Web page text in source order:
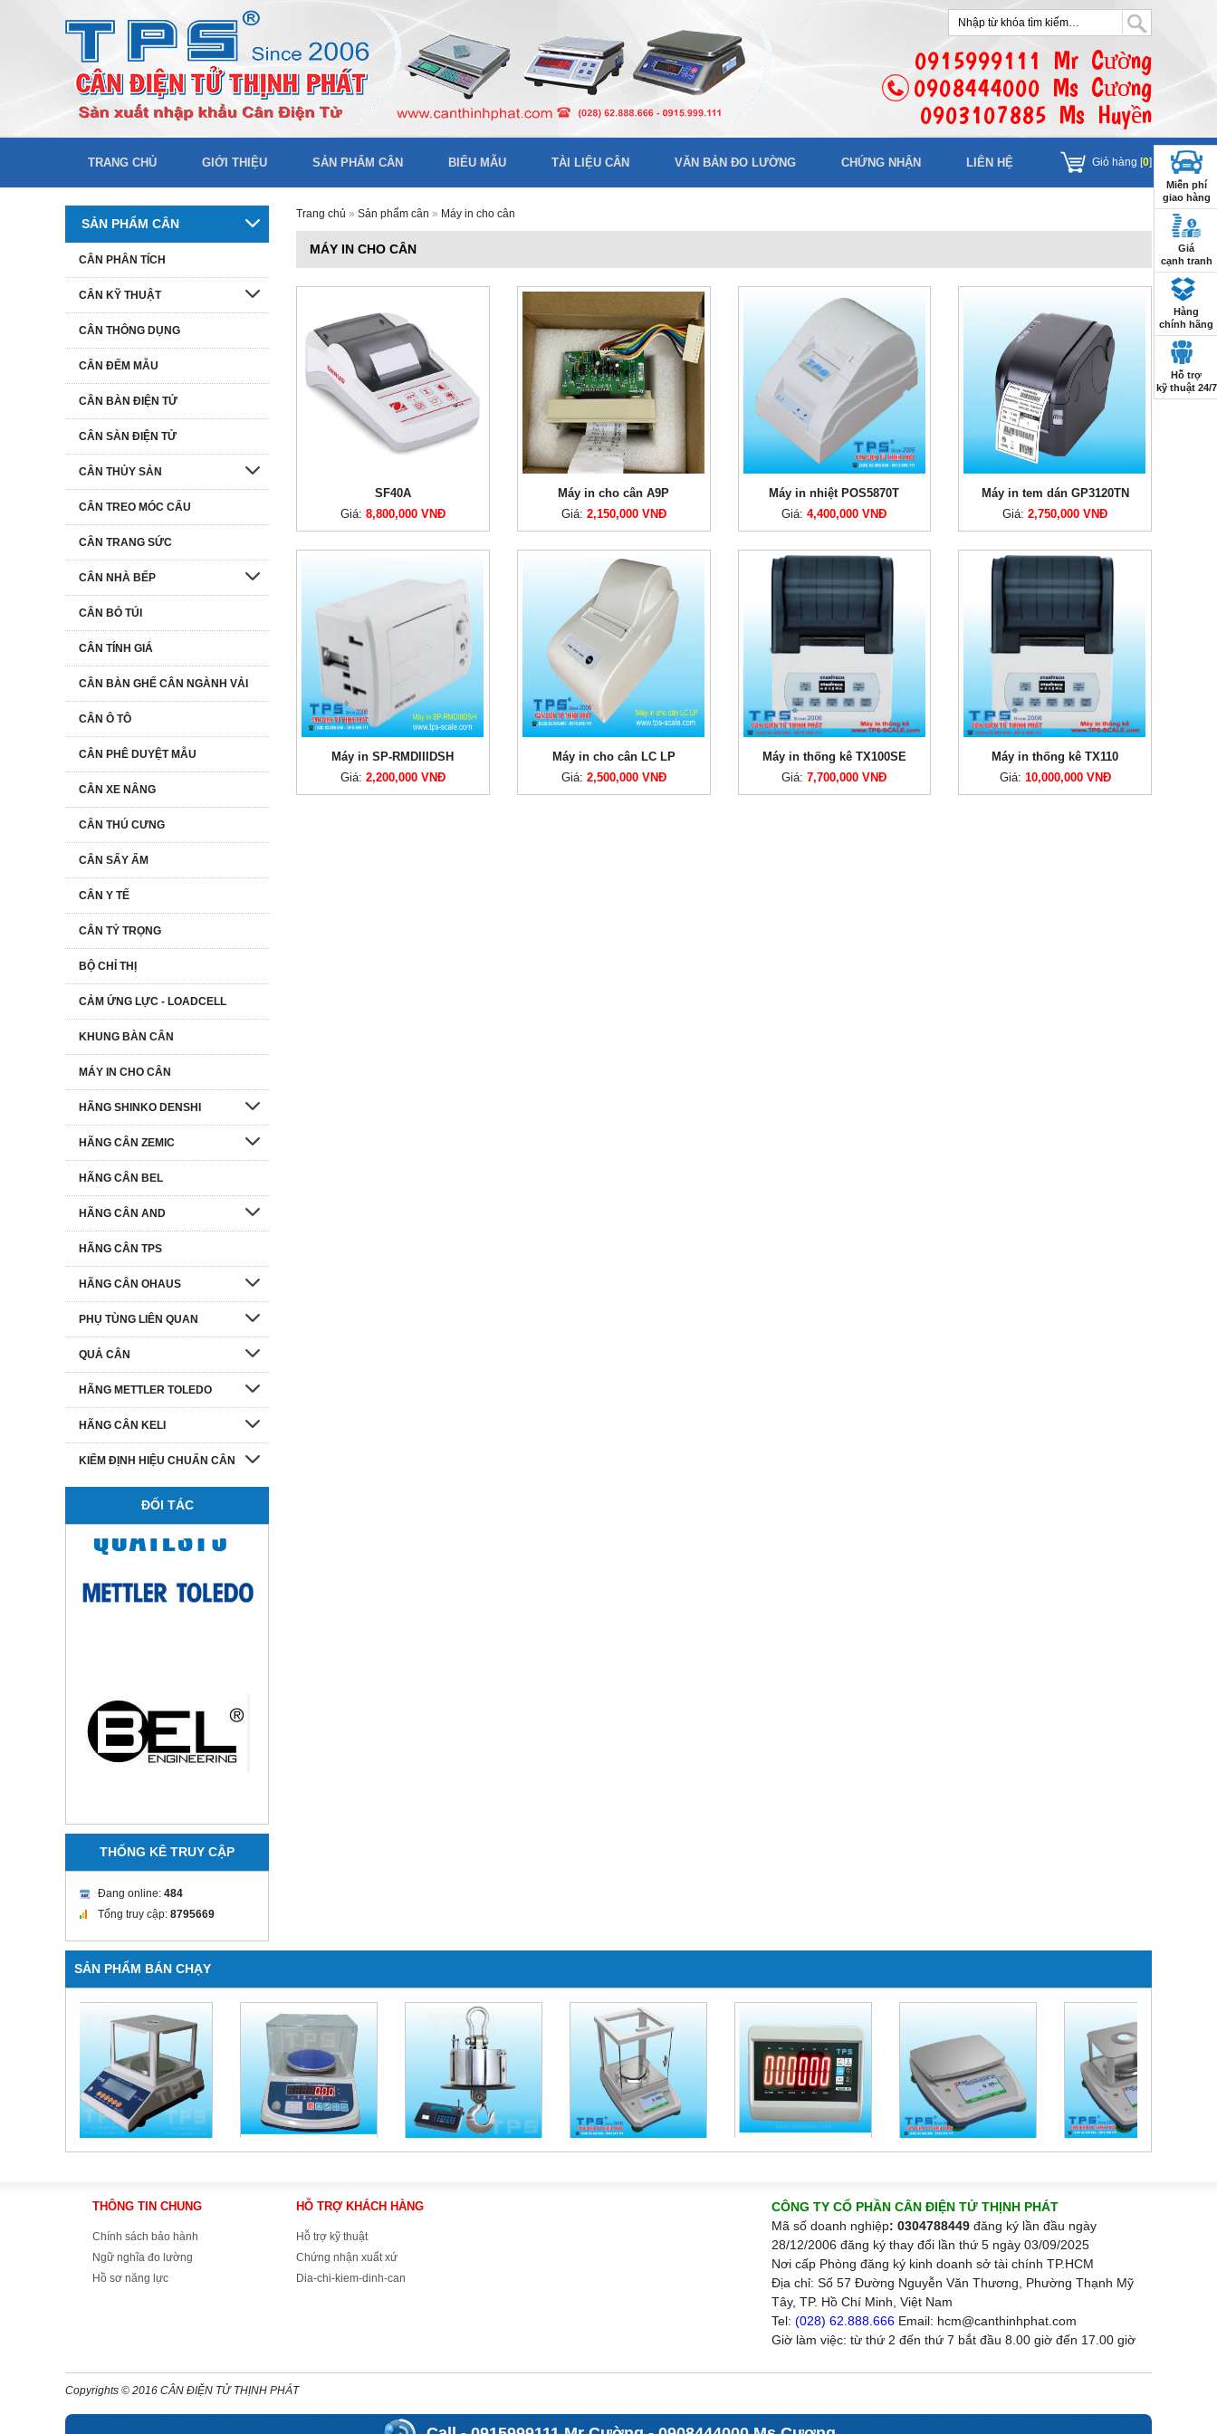
0915999111 Mr Cường
0908444000 Ms Cương
0903107885 Ms Huyền
TRANG CHỦ GIỚI THIỆU SẢN PHẨM CÂN BIỂU MẪU TÀI LIỆU CÂN VĂN BẢN ĐO LƯỜNG CHỨNG NHẬN LIÊN HỆ Giỏ hàng [0]
Trang chủ » Sản phẩm cân » Máy in cho cân
MÁY IN CHO CÂN
SF40A
Giá: 8,800,000 VNĐ
Máy in cho cân A9P
Giá: 2,150,000 VNĐ
Máy in nhiệt POS5870T
Giá:4,400,000 VNĐ
Máy in tem dán GP3120TN
Giá:2,750,000 VNĐ
Máy in SP-RMDIIIDSH
Giá: 2,200,000 VNĐ
Máy in cho cân LC LP
Giá: 2,500,000 VNĐ
Máy in thống kê TX100SE
Giá:7,700,000 VNĐ
Máy in thống kê TX110
Giá: 10,000,000 VNĐ
SẢN PHẨM CÂN
CÂN PHÂN TÍCH
CÂN KỸ THUẬT
CÂN THÔNG DỤNG
CÂN ĐẾM MẪU
CÂN BÀN ĐIỆN TỬ
CÂN SÀN ĐIỆN TỬ
CÂN THỦY SẢN
CÂN TREO MÓC CẨU
CÂN TRANG SỨC
CÂN NHÀ BẾP
CÂN BỎ TÚI
CÂN TÍNH GIÁ
CÂN BÀN GHẾ CÂN NGÀNH VẢI
CÂN Ô TÔ
CÂN PHÊ DUYỆT MẪU
CÂN XE NÂNG
CÂN THÚ CƯNG
CÂN SẤY ẨM
CÂN Y TẾ
CÂN TỶ TRỌNG
BỘ CHỈ THỊ
CẢM ỨNG LỰC - LOADCELL
KHUNG BÀN CÂN
MÁY IN CHO CÂN
HÃNG SHINKO DENSHI
HÃNG CÂN ZEMIC
HÃNG CÂN BEL
HÃNG CÂN AND
HÃNG CÂN TPS
HÃNG CÂN OHAUS
PHỤ TÙNG LIÊN QUAN
QUẢ CÂN
HÃNG METTLER TOLEDO
HÃNG CÂN KELI
KIỂM ĐỊNH HIỆU CHUẨN CÂN
ĐỐI TÁC
THỐNG KÊ TRUY CẬP
Đang online: 484
Tổng truy cập: 8795669
SẢN PHẨM BÁN CHẠY
THÔNG TIN CHUNG
Chính sách bảo hành
Ngữ nghĩa đo lường
Hồ sơ năng lực
HỖ TRỢ KHÁCH HÀNG
Hỗ trợ kỹ thuật
Chứng nhận xuất xứ
Dia-chi-kiem-dinh-can
CÔNG TY CỔ PHẦN CÂN ĐIỆN TỬ THỊNH PHÁT
Mã số doanh nghiệp: 0304788449 đăng ký lần đầu ngày
28/12/2006 đăng ký thay đổi lần thứ 5 ngày 03/09/2025
Nơi cấp Phòng đăng ký kinh doanh sở tài chính TP.HCM
Địa chỉ: Số 57 Đường Nguyễn Văn Thương, Phường Thạnh Mỹ
Tây, TP. Hồ Chí Minh, Việt Nam
Tel: (028) 62.888.666 Email: hcm@canthinhphat.com
Giờ làm việc: từ thứ 2 đến thứ 7 bắt đầu 8.00 giờ đến 17.00 giờ
Copyrights © 2016 CÂN ĐIỆN TỬ THỊNH PHÁT
Miễn phí
giao hàng
Giá
cạnh tranh
Hàng
chính hãng
Hỗ trợ
kỹ thuật 24/7